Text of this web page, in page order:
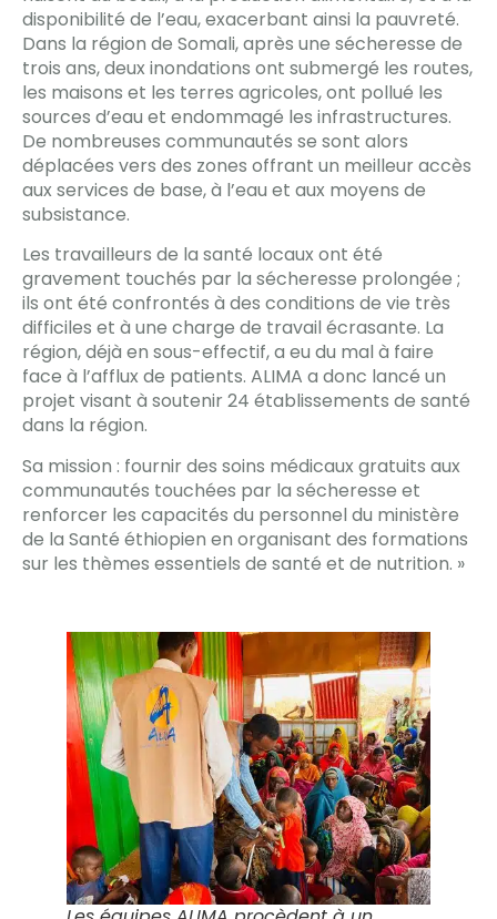
disponibilité de l’eau, exacerbant ainsi la pauvreté.
Dans la région de Somali, après une sécheresse de
trois ans, deux inondations ont submergé les routes,
les maisons et les terres agricoles, ont pollué les
sources d’eau et endommagé les infrastructures.
De nombreuses communautés se sont alors
déplacées vers des zones offrant un meilleur accès
aux services de base, à l’eau et aux moyens de
subsistance.
Les travailleurs de la santé locaux ont été
gravement touchés par la sécheresse prolongée ;
ils ont été confrontés à des conditions de vie très
difficiles et à une charge de travail écrasante. La
région, déjà en sous-effectif, a eu du mal à faire
face à l’afflux de patients. ALIMA a donc lancé un
projet visant à soutenir 24 établissements de santé
dans la région.
Sa mission : fournir des soins médicaux gratuits aux
communautés touchées par la sécheresse et
renforcer les capacités du personnel du ministère
de la Santé éthiopien en organisant des formations
sur les thèmes essentiels de santé et de nutrition. »